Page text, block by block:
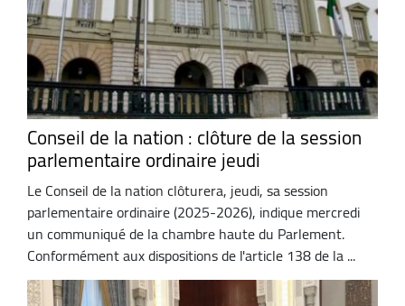
Conseil de la nation : clôture de la session
parlementaire ordinaire jeudi
Le Conseil de la nation clôturera, jeudi, sa session
parlementaire ordinaire (2025-2026), indique mercredi
un communiqué de la chambre haute du Parlement.
Conformément aux dispositions de l'article 138 de la ...